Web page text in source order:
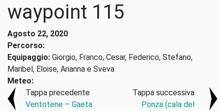
waypoint 115
Agosto 22, 2020
Percorso:
Equipaggio: Giorgio, Franco, Cesar, Federico, Stefano,
Maribel, Eloise, Arianna e Sveva
Meteo:
Tappa precedente
Ventotene – Gaeta
Tappa successiva
Ponza (cala del